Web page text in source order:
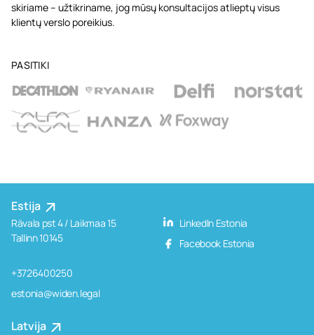
skiriame – užtikriname, jog mūsų konsultacijos atlieptų visus
klientų verslo poreikius.
PASITIKI
Estija
Rävala pst 4 / Laikmaa 15
Tallinn 10145
+3726400250
estonia@widen.legal
LinkedIn Estonia
Facebook Estonia
Latvija